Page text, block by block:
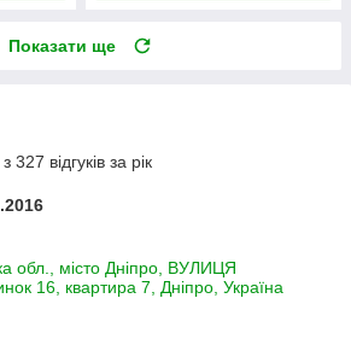
Показати ще
відгуків за рік
обл., місто Дніпро, ВУЛИЦЯ
16, квартира 7, Дніпро, Україна